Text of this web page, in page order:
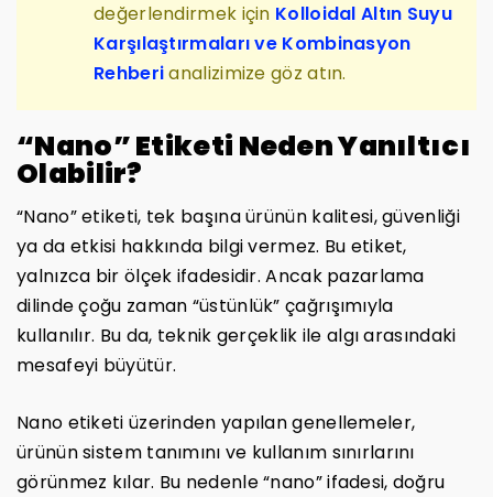
değerlendirmek için Kolloidal Altın Suyu
Karşılaştırmaları ve Kombinasyon
Rehberianalizimize göz atın.
“Nano” Etiketi Neden Yanıltıcı
Olabilir?
“Nano” etiketi, tek başına ürünün kalitesi, güvenliği
ya da etkisi hakkında bilgi vermez. Bu etiket,
yalnızca bir ölçek ifadesidir. Ancak pazarlama
dilinde çoğu zaman “üstünlük” çağrışımıyla
kullanılır. Bu da, teknik gerçeklik ile algı arasındaki
mesafeyi büyütür.
Nano etiketi üzerinden yapılan genellemeler,
ürünün sistem tanımını ve kullanım sınırlarını
görünmez kılar. Bu nedenle “nano” ifadesi, doğru